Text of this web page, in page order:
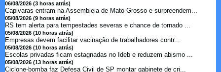
06/08/2026 (3 horas atrás)
Capivaras entram na Assembleia de Mato Grosso e surpreendem...
05/08/2026 (9 horas atrás)
RS tem alerta para tempestades severas e chance de tornado ...
05/08/2026 (10 horas atrás)
Empresas devem facilitar vacinação de trabalhadores contr...
05/08/2026 (10 horas atrás)
Escolas privadas ficam estagnadas no Ideb e reduzem abismo ...
05/08/2026 (13 horas atrás)
Ciclone-bomba faz Defesa Civil de SP montar gabinete de cri...